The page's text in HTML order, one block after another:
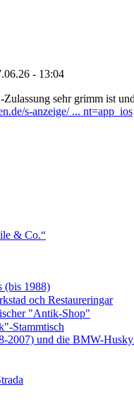
- 13:04
sehr grimm ist
s-anzeige/ ... nt=app_ios
& Co.“
(bis 1988)
och Restaureringar
"Antik-Shop"
Stammtisch
2007) und die BMW-